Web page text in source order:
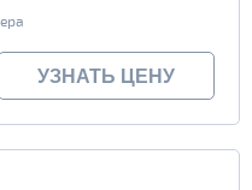
УЗНАТЬ ЦЕНУ